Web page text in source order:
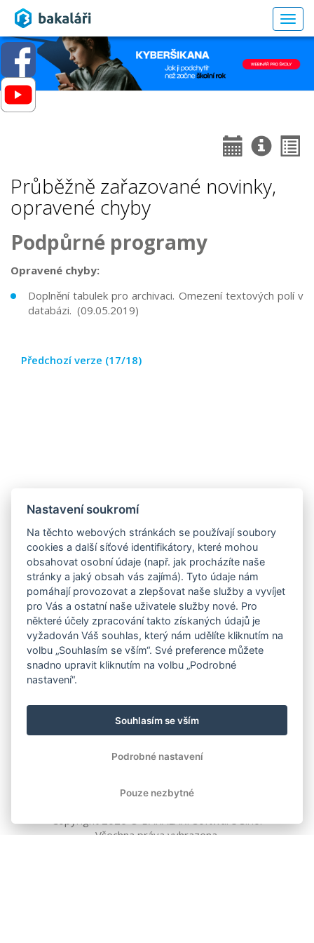
Průběžně zařazované novinky,
opravené chyby
Podpůrné programy
Opravené chyby:
Doplnění tabulek pro archivaci. Omezení textových polí v
databázi. (09.05.2019)
Předchozí verze (17/18)
Všechna práva vyhrazena.
Nastavení soukromí
Na těchto webových stránkách se používají soubory
cookies a další síťové identifikátory, které mohou
obsahovat osobní údaje (např. jak procházíte naše
stránky a jaký obsah vás zajímá). Tyto údaje nám
pomáhají provozovat a zlepšovat naše služby a vyvíjet
pro Vás a ostatní naše uživatele služby nové. Pro
některé účely zpracování takto získaných údajů je
vyžadován Váš souhlas, který nám udělíte kliknutím na
volbu „Souhlasím se vším“. Své preference můžete
snadno upravit kliknutím na volbu „Podrobné
nastavení“.
Souhlasím se vším
Podrobné nastavení
Pouze nezbytné